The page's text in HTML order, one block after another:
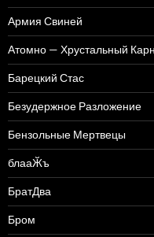
Армия Свиней
Атомно — Хрустальный
Барецкий Стас
Безудержное Разложение
Бензольные Мертвецы
блааӁъ
БратДва
Бром